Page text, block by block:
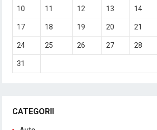
10 11 12 13 14
17 18 19 20 21
24 25 26 27 28
31
CATEGORII